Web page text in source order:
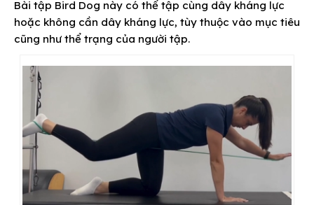
Bài tập Bird Dog này có thể tập cùng dây kháng lực
hoặc không cần dây kháng lực, tùy thuộc vào mục tiêu
cũng như thể trạng của người tập.